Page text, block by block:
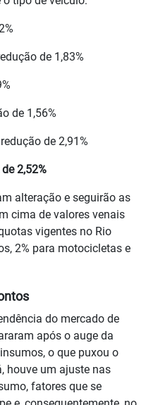
de 1,83%
de 1,56%
de 2,91%
2,52%
alteração e seguirão as
cima de valores venais
vigentes no Rio
2% para motocicletas e
do mercado de
após o auge da
o que puxou o
houve um ajuste nas
fatores que se